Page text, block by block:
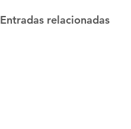
Entradas relacionadas